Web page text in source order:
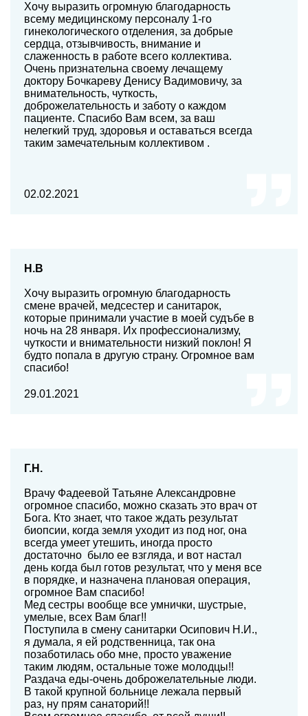
Хочу выразить огромную благодарность
всему медицинскому персоналу 1-го
гинекологического отделения, за добрые
сердца, отзывчивость, внимание и
слаженность в работе всего коллектива.
Очень признательна своему лечащему
доктору Бочкареву Денису Вадимовичу, за
внимательность, чуткость,
доброжелательность и заботу о каждом
пациенте. Спасибо Вам всем, за ваш
нелегкий труд, здоровья и оставаться всегда
таким замечательным коллективом .
02.02.2021
Н.В
Хочу выразить огромную благодарность
смене врачей, медсестер и санитарок,
которые принимали участие в моей судъбе в
ночь на 28 января. Их профессионализму,
чуткости и внимательности низкий поклон! Я
будто попала в другую страну. Огромное вам
спасибо!
29.01.2021
Г.Н.
Врачу Фадеевой Татьяне Александровне
огромное спасибо, можно сказать это врач от
Бога. Кто знает, что такое ждать результат
биопсии, когда земля уходит из под ног, она
всегда умеет утешить, иногда просто
достаточно было ее взгляда, и вот настал
день когда был готов результат, что у меня все
в порядке, и назначена плановая операция,
огромное Вам спасибо!
Мед сестры вообще все умнички, шустрые,
умелые, всех Вам благ!!
Поступила в смену санитарки Осипович Н.И.,
я думала, я ей родственница, так она
позаботилась обо мне, просто уважение
таким людям, остальные тоже молодцы!!
Раздача еды-очень доброжелательные люди.
В такой крупной больнице лежала первый
раз, ну прям санаторий!!